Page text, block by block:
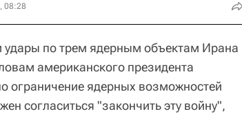
08:28
удары по трем ядерным объектам Ирана
американского президента
ограничение ядерных возможностей
согласиться "закончить эту войну",